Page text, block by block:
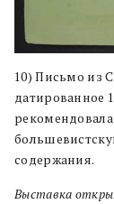
10) Письмо из
датированное
содержания.
Выставка